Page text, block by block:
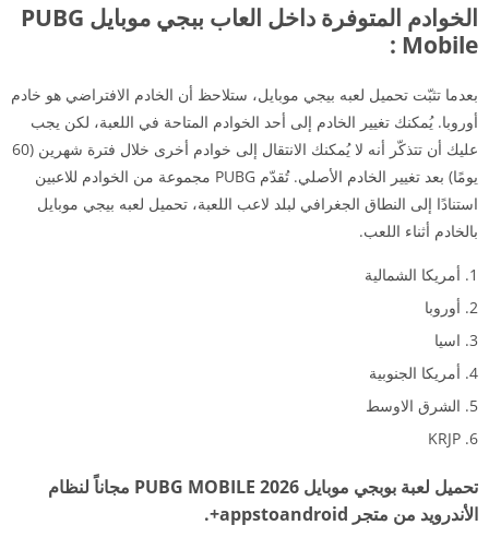
الخوادم المتوفرة داخل العاب ببجي موبايل PUBG
Mobile :
بعدما تثبّت تحميل لعبه بيجي موبايل، ستلاحظ أن الخادم الافتراضي هو خادم
أوروبا. يُمكنك تغيير الخادم إلى أحد الخوادم المتاحة في اللعبة، لكن يجب
عليك أن تتذكّر أنه لا يُمكنك الانتقال إلى خوادم أخرى خلال فترة شهرين (60
يومًا) بعد تغيير الخادم الأصلي. تُقدّم PUBG مجموعة من الخوادم للاعبين
استنادًا إلى النطاق الجغرافي لبلد لاعب اللعبة، تحميل لعبه بيجي موبايل
بالخادم أثناء اللعب.
أمريكا الشمالية
أوروبا
اسيا
أمريكا الجنوبية
الشرق الاوسط
KRJP
تحميل لعبة بوبجي موبايل 2026 PUBG MOBILE مجاناً لنظام
الأندرويد من متجر appstoandroid+.